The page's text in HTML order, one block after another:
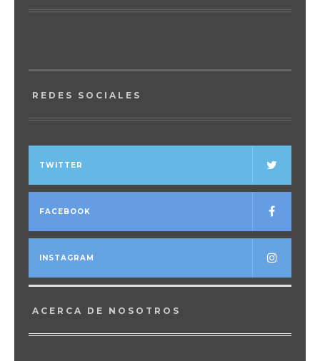
REDES SOCIALES
TWITTER
FACEBOOK
INSTAGRAM
ACERCA DE NOSOTROS